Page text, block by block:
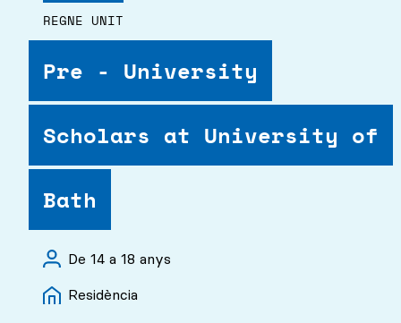
REGNE UNIT
Pre - University
Scholars at University of
Bath
De 14 a 18 anys
Residència